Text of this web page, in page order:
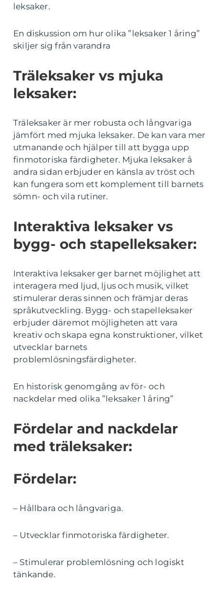
leksaker.
En diskussion om hur olika ”leksaker 1 åring”
skiljer sig från varandra
Träleksaker vs mjuka
leksaker:
Träleksaker är mer robusta och långvariga
jämfört med mjuka leksaker. De kan vara mer
utmanande och hjälper till att bygga upp
finmotoriska färdigheter. Mjuka leksaker å
andra sidan erbjuder en känsla av tröst och
kan fungera som ett komplement till barnets
sömn- och vila rutiner.
Interaktiva leksaker vs
bygg- och stapelleksaker:
Interaktiva leksaker ger barnet möjlighet att
interagera med ljud, ljus och musik, vilket
stimulerar deras sinnen och främjar deras
språkutveckling. Bygg- och stapelleksaker
erbjuder däremot möjligheten att vara
kreativ och skapa egna konstruktioner, vilket
utvecklar barnets
problemlösningsfärdigheter.
En historisk genomgång av för- och
nackdelar med olika ”leksaker 1 åring”
Fördelar and nackdelar
med träleksaker:
Fördelar:
– Hållbara och långvariga.
– Utvecklar finmotoriska färdigheter.
– Stimulerar problemlösning och logiskt
tänkande.